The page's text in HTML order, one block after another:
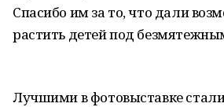
Спасибо им за то, что дали
растить детей под
Лучшими в фотовыставке